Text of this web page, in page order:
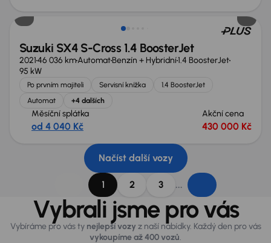
Suzuki SX4 S-Cross 1.4 BoosterJet
202146 036 kmAutomatBenzín + Hybridní1.4 BoosterJet
95 kW
Po prvním majiteli Servisní knížka
1.4 BoosterJet
Automat
+4 dalších
Měsíční splátka
od 4 040 Kč
Akční cena
430 000 Kč
Načíst další vozy
1 2 3 ...
Vybrali jsme pro vás
Vybíráme pro vás ty nejlepší vozy z naší nabídky. Každý den pro vás
vykoupíme až 400 vozů.